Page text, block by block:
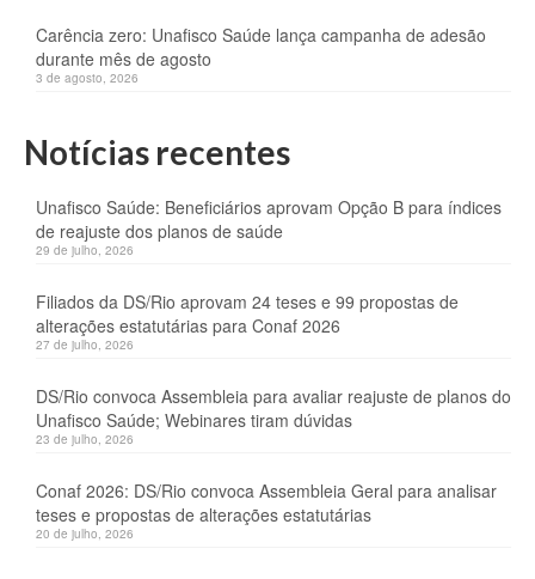
Carência zero: Unafisco Saúde lança campanha de adesão
durante mês de agosto
3 de agosto, 2026
Notícias recentes
Unafisco Saúde: Beneficiários aprovam Opção B para índices
de reajuste dos planos de saúde
29 de julho, 2026
Filiados da DS/Rio aprovam 24 teses e 99 propostas de
alterações estatutárias para Conaf 2026
27 de julho, 2026
DS/Rio convoca Assembleia para avaliar reajuste de planos do
Unafisco Saúde; Webinares tiram dúvidas
23 de julho, 2026
Conaf 2026: DS/Rio convoca Assembleia Geral para analisar
teses e propostas de alterações estatutárias
20 de julho, 2026